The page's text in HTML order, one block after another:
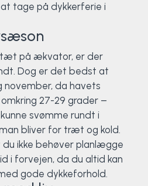
tage på dykkerferie i
tæt på ækvator, er der
Dog er det bedst at
november, da havets
27-29 grader –
svømme rundt i
bliver for træt og kold.
ikke behøver planlægge
i forvejen, da du altid kan
gode dykkeforhold.